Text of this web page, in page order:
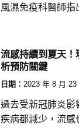
風濕免疫科醫師指
流感持續到夏天！
析預防關鍵
日期： 2023 年 8 月 23
過去受新冠肺炎影
疾病都減少，流感